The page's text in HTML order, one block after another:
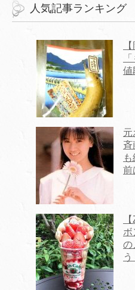
人気記事ランキング
値
元
斉
前
ボ
の
う